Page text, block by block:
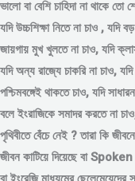
ভালো বা বেশি চাহিদা না থাকে তো
যদি উচ্চশিক্ষা নিতে না চাও , যদি
জায়গায় মুখ খুলতে না চাও, যদি
যদি অন্য রাজ্যে চাকরি না চাও,
পশ্চিমবঙ্গেই থাকতে চাও, যদি
বলে ইংরাজিকে সমাদর করতে না
পৃথিবীতে বেঁচে নেই ? তারা কি
জীবন কাটিয়ে দিয়েছে বা